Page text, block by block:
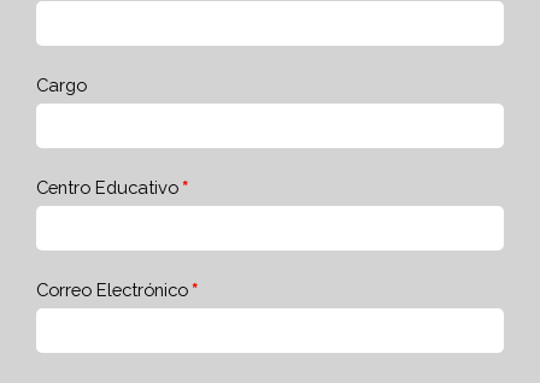
Cargo
Centro Educativo
Correo Electrónico